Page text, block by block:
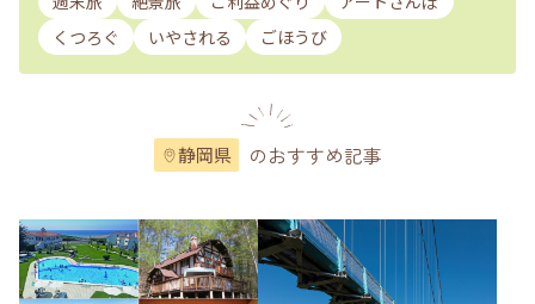
くつろぐ
いやされる ごほうび
静岡県 のおすすめ記事